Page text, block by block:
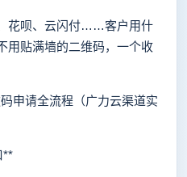
呗、云闪付……客户用什
用贴满墙的二维码，一个收
请全流程（广力云渠道实
**